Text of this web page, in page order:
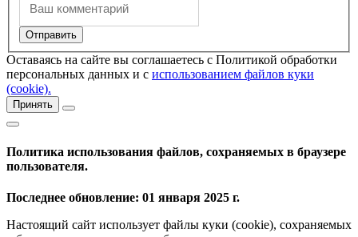
Оставаясь на сайте вы соглашаетесь с Политикой обработки
персональных данных и с использованием файлов куки
(cookie).
Принять
Политика использования файлов, сохраняемых в браузере
пользователя.
Последнее обновление: 01 января 2025 г.
Настоящий сайт использует файлы куки (cookie), сохраняемых